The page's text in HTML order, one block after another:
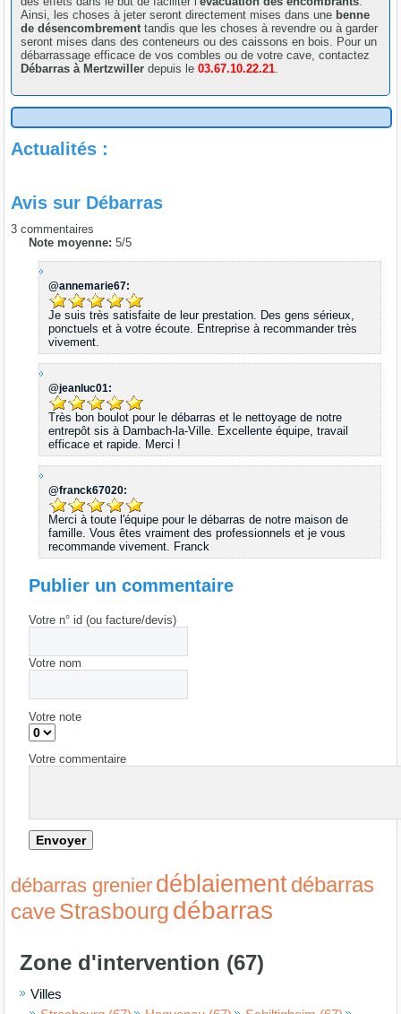
Ainsi, les choses à jeter seront directement mises dans une benne
de désencombrement tandis que les choses à revendre ou à garder
seront mises dans des conteneurs ou des caissons en bois. Pour un
débarrassage efficace de vos combles ou de votre cave, contactez
Débarras à Mertzwillerdepuis le03.67.10.22.21
Actualités :
Avis sur Débarras
3 commentaires
Note moyenne:5/5
@annemarie67:
Je suis très satisfaite de leur prestation. Des gens sérieux,
ponctuels et à votre écoute. Entreprise à recommander très
vivement.
@jeanluc01:
Très bon boulot pour le débarras et le nettoyage de notre
entrepôt sis à Dambach-la-Ville. Excellente équipe, travail
efficace et rapide. Merci !
@franck67020:
Merci à toute l'équipe pour le débarras de notre maison de
famille. Vous êtes vraiment des professionnels et je vous
recommande vivement. Franck
Publier un commentaire
Votre n° id (ou facture/devis)
Votre nom
Votre note
Votre commentaire
débarras grenier déblaiementdébarras
caveStrasbourg débarras
Zone d'intervention (67)
Villes